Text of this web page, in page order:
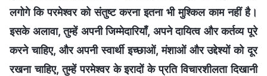
लगोगे कि परमेश्वर को संतुष्ट करना इतना भी मुश्किल काम नहीं है।
इसके अलावा, तुम्‍हें अपनी जिम्मेदारियाँ, अपने दायित्व और कर्तव्य पूरे
करने चाहिए, और अपनी स्वार्थी इच्छाओं, मंशाओं और उद्देश्‍यों को दूर
रखना चाहिए, तुम्‍हें परमेश्वर के इरादों के प्रति विचारशीलता दिखानी